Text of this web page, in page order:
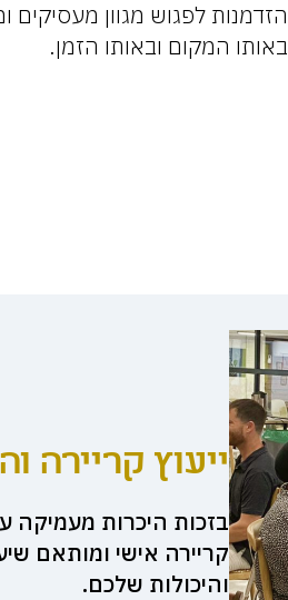
הזדמנות לפגוש מגוון מעסיקים
באותו המקום ובאותו הזמן.
ייעוץ קריירה
בזכות היכרות מעמיקה
קריירה אישי ומותאם
והיכולות שלכם.